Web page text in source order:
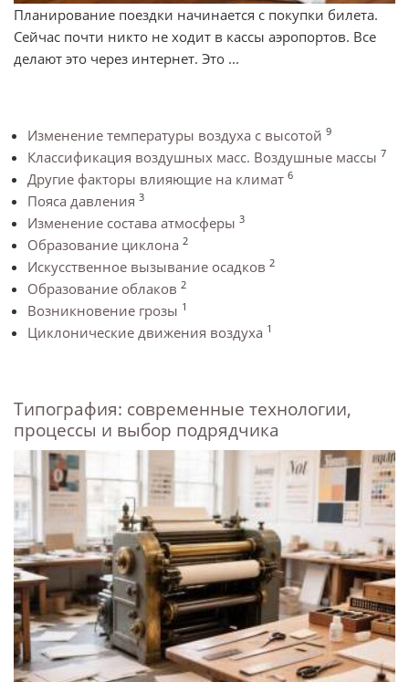
Планирование поездки начинается с покупки билета.
Сейчас почти никто не ходит в кассы аэропортов. Все
делают это через интернет. Это ...
Изменение температуры воздуха с высотой 9
Классификация воздушных масс. Воздушные массы 7
Другие факторы влияющие на климат 6
Пояса давления 3
Изменение состава атмосферы 3
Образование циклона 2
Искусственное вызывание осадков 2
Образование облаков 2
Возникновение грозы 1
Циклонические движения воздуха 1
Типография: современные технологии,
процессы и выбор подрядчика